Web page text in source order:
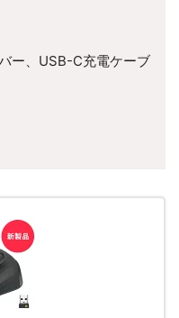
ー、USB-C充電ケーブ